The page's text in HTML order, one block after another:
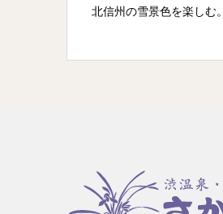
北信州の雪景色を楽しむ。